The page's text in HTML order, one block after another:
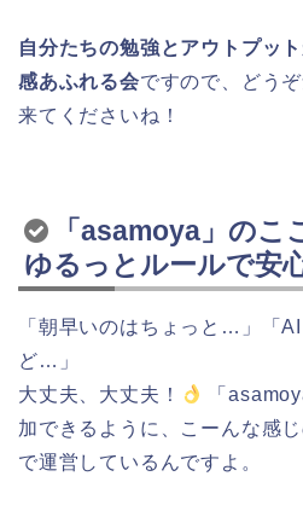
自分たちの勉強とアウトプッ
感あふれる会ですので、どう
来てくださいね！
「asamoya」のこ
ゆるっとルールで安
「朝早いのはちょっと…」「
ど…」
大丈夫、大丈夫！
「
加できるように、こーんな感
で運営しているんですよ。